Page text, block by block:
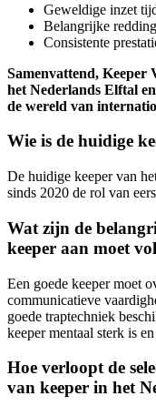
Geweldige inzet
Belangrijke
Consistente
Samenvattend, Keeper
het Nederlands Elftal
de wereld van
Wie is de huidige
De huidige keeper van
sinds 2020 de rol van
Wat zijn de
keeper aan moet
Een goede keeper moet
communicatieve
goede traptechniek
keeper mentaal sterk is
Hoe verloopt de
van keeper in het